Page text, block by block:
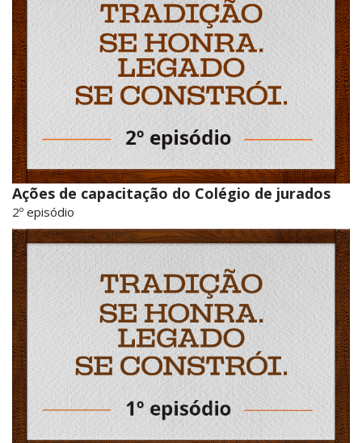
Ações de capacitação do Colégio de jurados
2º episódio